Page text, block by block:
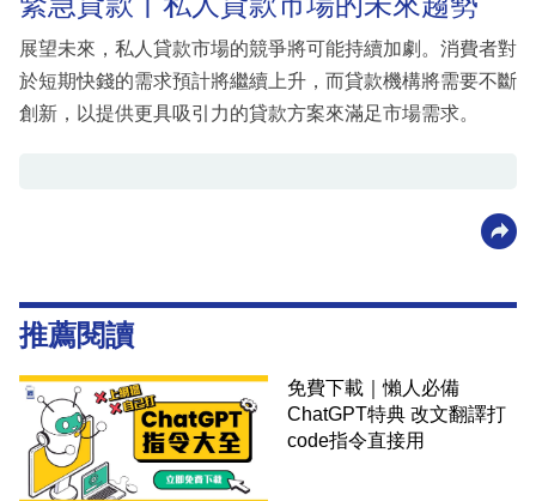
展望未來，私人貸款市場的競爭將可能持續加劇。消費者對
於短期快錢的需求預計將繼續上升，而貸款機構將需要不斷
創新，以提供更具吸引力的貸款方案來滿足市場需求。
推薦閱讀
免費下載｜懶人必備
ChatGPT特典 改文翻譯打
code指令直接用